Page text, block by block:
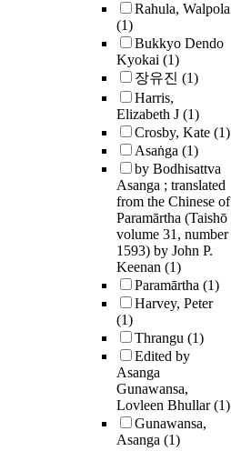
Rahula, Walpola
(1)
Bukkyo Dendo
Kyokai (1)
장유진 (1)
Harris,
Elizabeth J (1)
Crosby, Kate (1)
Asaṅga (1)
by Bodhisattva
Asanga ; translated
from the Chinese of
Paramārtha (Taishō
volume 31, number
1593) by John P.
Keenan (1)
Paramārtha (1)
Harvey, Peter
(1)
Thrangu (1)
Edited by
Asanga
Gunawansa,
Lovleen Bhullar(1)
Gunawansa,
Asanga (1)